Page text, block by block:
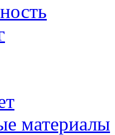
материалы